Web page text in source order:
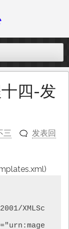
发遇到的点点
四-发
三
发表回
XMLSc